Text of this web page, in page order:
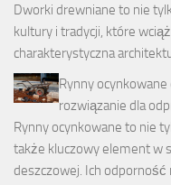
Dworki drewniane to nie
kultury i tradycji, które
charakterystyczna
Rynny
rozwiązanie dla
Rynny ocynkowane to nie
także kluczowy element w
deszczowej. Ich